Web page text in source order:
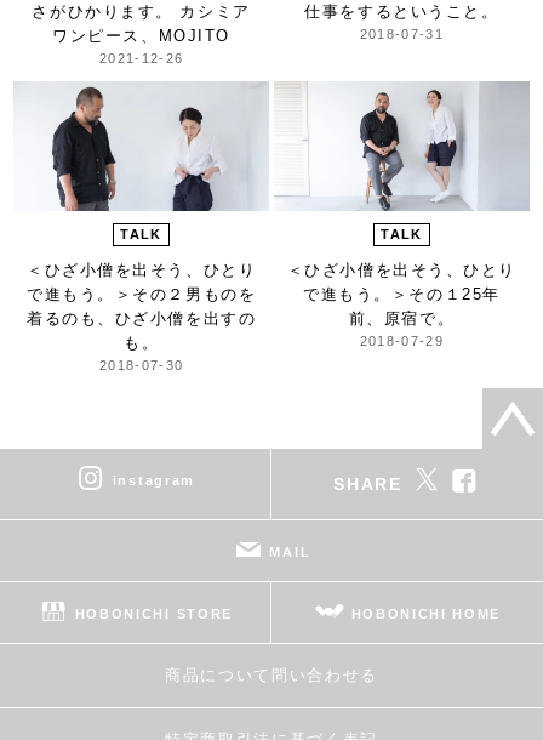
さがひかります。 カシミア
ワンピース、MOJITO
2021-12-26
仕事をするということ。
2018-07-31
TALK
＜ひざ小僧を出そう、ひとり
で進もう。＞ その２男ものを
着るのも、ひざ小僧を出すの
も。
2018-07-30
TALK
＜ひざ小僧を出そう、ひとり
で進もう。＞ その１25年
前、原宿で。
2018-07-29
instagram SHARE
MAIL
HOBONICHI STORE HOBONICHI HOME
商品について問い合わせる